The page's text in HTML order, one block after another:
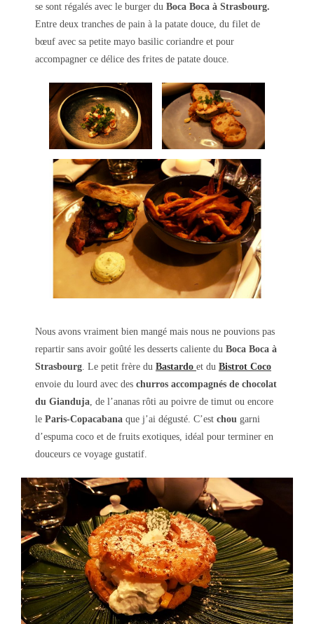
se sont régalés avec le burger du Boca Boca à Strasbourg.
Entre deux tranches de pain à la patate douce, du filet de
bœuf avec sa petite mayo basilic coriandre et pour
accompagner ce délice des frites de patate douce.
Nous avons vraiment bien mangé mais nous ne pouvions pas
repartir sans avoir goûté les desserts caliente du Boca Boca à
Strasbourg . Le petit frère du Bastardo et du Bistrot Coco
envoie du lourd avec des churros accompagnés de chocolat
du Gianduja , de l’ananas rôti au poivre de timut ou encore
le Paris-Copacabana que j’ai dégusté. C’est chou garni
d’espuma coco et de fruits exotiques, idéal pour terminer en
douceurs ce voyage gustatif.